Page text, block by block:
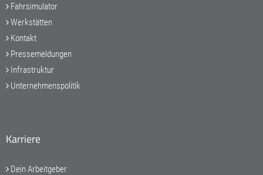
Fahrsimulator
Werkstätten
Kontakt
Pressemeldungen
Infrastruktur
Unternehmenspolitik
Karriere
Dein Arbeitgeber